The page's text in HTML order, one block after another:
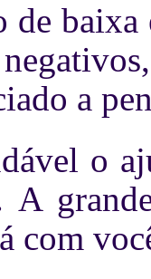
baixa
a
o
A
com